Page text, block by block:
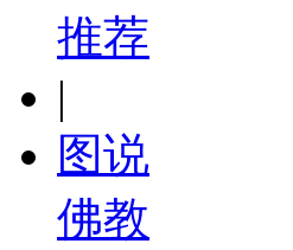
推荐
|
图说
佛教